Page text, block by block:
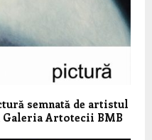
semnată de artistul
Galeria Artotecii BMB